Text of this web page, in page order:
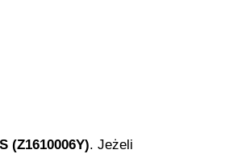
(Z1610006Y). Jeżeli